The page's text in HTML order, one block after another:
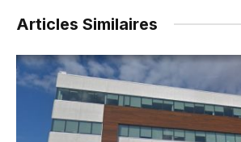
Articles Similaires